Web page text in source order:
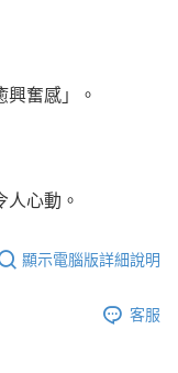
奮感」。
心動。
顯示電腦版詳細說明
客服